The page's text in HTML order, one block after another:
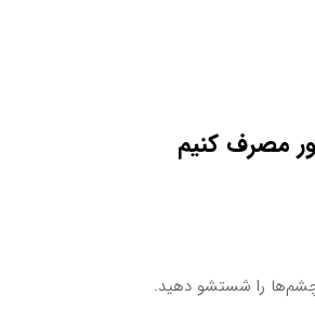
مصرف کنیم
چشم‌ها را شستشو دهید.